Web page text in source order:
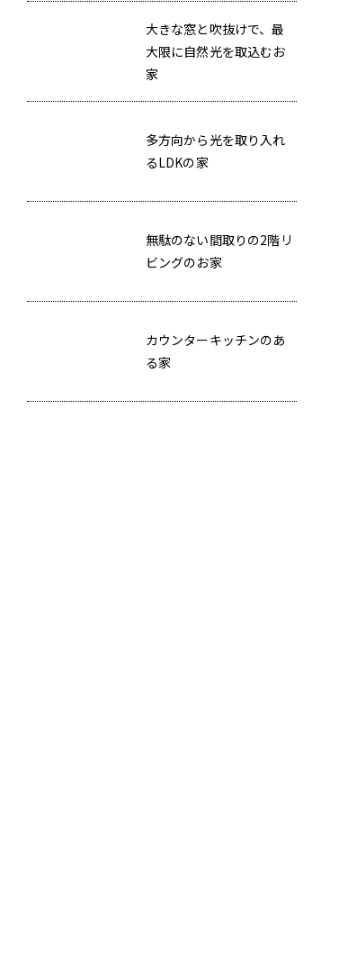
大きな窓と吹抜けで、最
大限に自然光を取込むお
家
多方向から光を取り入れ
るLDKの家
無駄のない間取りの2階リ
ビングのお家
カウンターキッチンのあ
る家